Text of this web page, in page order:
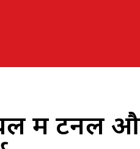
में टनल और